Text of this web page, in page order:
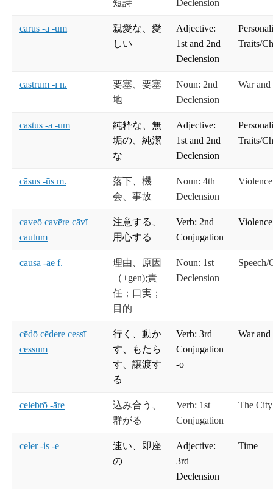
短詩
Declension
cārus -a -um
親愛な、愛
しい
Adjective:
1st and 2nd
Declension
Traits/
castrum -ī n.
要塞、要塞
地
Noun: 2nd
Declension
War and
castus -a -um
純粋な、無
垢の、純潔
な
Adjective:
1st and 2nd
Declension
Traits/
cāsus -ūs m.
落下、機
会、事故
Noun: 4th
Declension
Violence
caveō cavēre cāvī
cautum
注意する、
用心する
Verb: 2nd
Conjugation
Violence
causa -ae f.
理由、原因
（+gen);責
任；口実；
目的
Noun: 1st
Declension
Speech/
cēdō cēdere cessī
cessum
行く、動か
す、もたら
す、譲渡す
る
Verb: 3rd
Conjugation
-ō
War and
celebrō -āre
込み合う、
群がる
Verb: 1st
Conjugation
The City
celer -is -e
速い、即座
の
Adjective:
3rd
Declension
Time